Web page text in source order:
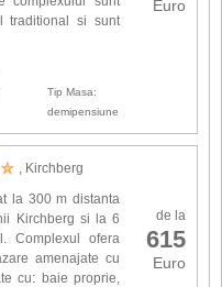
Euro
traditional si sunt
uscator de
Tip Masa:
demipensiune
, Kirchberg
de la
615
Euro
la 300 m distanta
Kirchberg si la 6
Complexul ofera
amenajate cu
cu: baie proprie,